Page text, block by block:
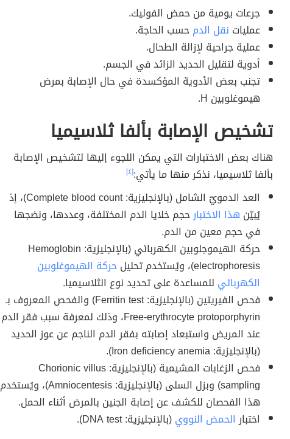
جرعات يومية من حمض الفوليك.
عمليات نقل الدمحسب الحاجة.
عملية جراحية لإزالة الطحال.
أدوية لتقليل الحديد الزائد في الجسم.
تجنب بعض الأدوية المؤكسدة في حال الإصابة بمرض
هيموغلوبين H.
تشخيص الإصابة بألفا ثلاسيميا
هناك بعض الاختبارات التي يمكن اللجوء إليها لتشخيص الإصابة
بألفا ثلاسيميا، نذكر منها ما يأتي:[٤]
العد الدمويّ الشامل (بالإنجليزية: Complete blood count)، إذ
يُبيّن هذا الاختبارحجم خلايا الدم المختلفة، وعددها، ونضجها
في حجم معين من الدم.
حركة الهيموجلوبين الكهربائي (بالإنجليزية: Hemoglobin
electrophoresis)، ويُستخدم تحليل
حركة الهيموغلوبين
الكهربائي للمساعدة على تحديد نوع الثلاسيميا.
فحص الفيريتين (بالإنجليزية: Ferritin test) والفحص المعروف بـ
Free-erythrocyte protoporphyrin، وذلك لمعرفة سبب فقر الدم
عند المريض واستبعاد إصابته بفقر الدم الناجم عن عوز الحديد
(بالإنجليزية: Iron deficiency anemia).
فحص الزغابات المشيمية (بالإنجليزية: Chorionic villus
sampling) وبزل السلى (بالإنجليزية: Amniocentesis)، ويُستخدم
هذا الفحصان للكشف عن إصابة الجنين بالمرض أثناء الحمل.
اختبارالحمض النووي(بالإنجليزية: DNA test).